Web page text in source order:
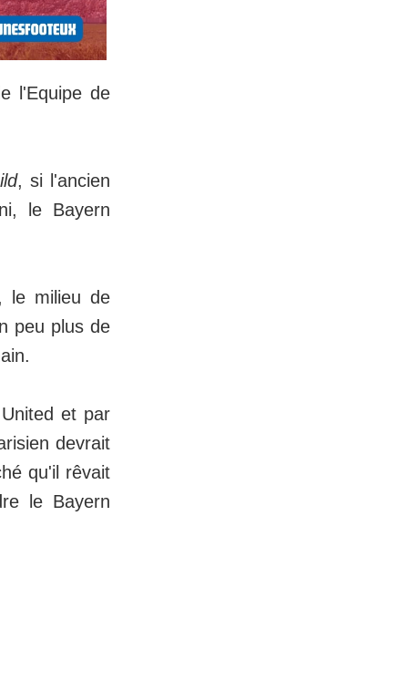
l'Equipe de
, si l'ancien
le Bayern
le milieu de
peu plus de
et par
devrait
qu'il rêvait
le Bayern